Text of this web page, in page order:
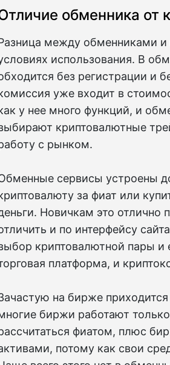
обменника от
между обменниками
использования. В
без регистрации и
уже входит в
у нее много функций, и
криптовалютные
с рынком.
сервисы устроены
за фиат или
Новичкам это отлично
и по интерфейсу
криптовалютной пары и
платформа, и
на бирже
биржи работают
фиатом, плюс
потому как свои